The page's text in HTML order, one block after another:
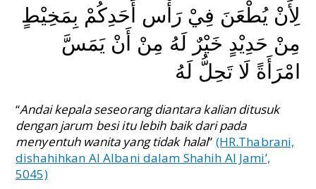
لِأَنْ يُطْعَنَ فِيْ رَأْسِ أَحَدِكُمْ بِمَخِيْطٍ
مِنْ حَدِيْدٍ خَيْرٌ لَهُ مِنْ أَنْ يَمَسَّ
امْرَأَةً لَا تَحِلُّ لَهُ
“Andai kepala seseorang diantara kalian ditusuk
dengan jarum besi itu lebih baik dari pada
menyentuh wanita yang tidak halal” (HR.Thabrani,
dishahihkan Al Albani dalam Shahih Al Jami’,
5045)